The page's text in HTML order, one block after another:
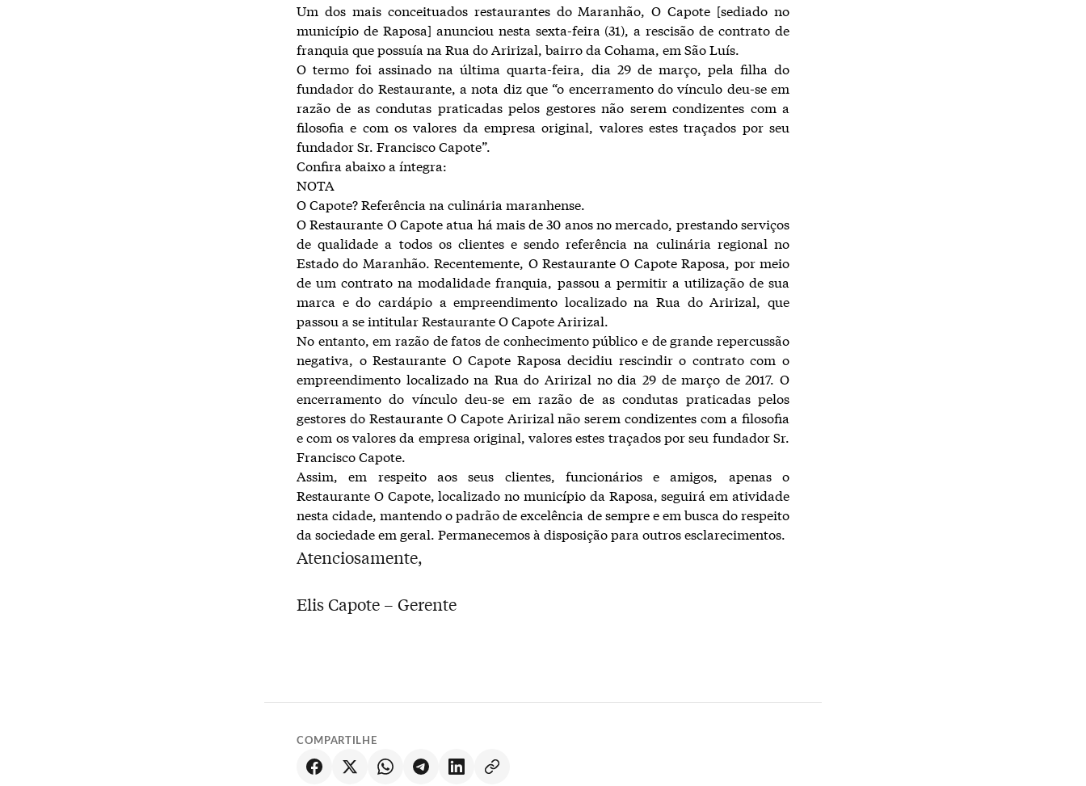
Um dos mais conceituados restaurantes do Maranhão, O Capote [sediado no
município de Raposa] anunciou nesta sexta-feira (31), a rescisão de contrato de
franquia que possuía na Rua do Aririzal, bairro da Cohama, em São Luís.
O termo foi assinado na última quarta-feira, dia 29 de março, pela filha do
fundador do Restaurante, a nota diz que “o encerramento do vínculo deu-se em
razão de as condutas praticadas pelos gestores não serem condizentes com a
filosofia e com os valores da empresa original, valores estes traçados por seu
fundador Sr. Francisco Capote”.
Confira abaixo a íntegra:
NOTA
O Capote? Referência na culinária maranhense.
O Restaurante O Capote atua há mais de 30 anos no mercado, prestando serviços
de qualidade a todos os clientes e sendo referência na culinária regional no
Estado do Maranhão. Recentemente, O Restaurante O Capote Raposa, por meio
de um contrato na modalidade franquia, passou a permitir a utilização de sua
marca e do cardápio a empreendimento localizado na Rua do Aririzal, que
passou a se intitular Restaurante O Capote Aririzal.
No entanto, em razão de fatos de conhecimento público e de grande repercussão
negativa, o Restaurante O Capote Raposa decidiu rescindir o contrato com o
empreendimento localizado na Rua do Aririzal no dia 29 de março de 2017. O
encerramento do vínculo deu-se em razão de as condutas praticadas pelos
gestores do Restaurante O Capote Aririzal não serem condizentes com a filosofia
e com os valores da empresa original, valores estes traçados por seu fundador Sr.
Francisco Capote.
Assim, em respeito aos seus clientes, funcionários e amigos, apenas o
Restaurante O Capote, localizado no município da Raposa, seguirá em atividade
nesta cidade, mantendo o padrão de excelência de sempre e em busca do respeito
da sociedade em geral. Permanecemos à disposição para outros esclarecimentos.
Atenciosamente,
Elis Capote – Gerente
COMPARTILHE